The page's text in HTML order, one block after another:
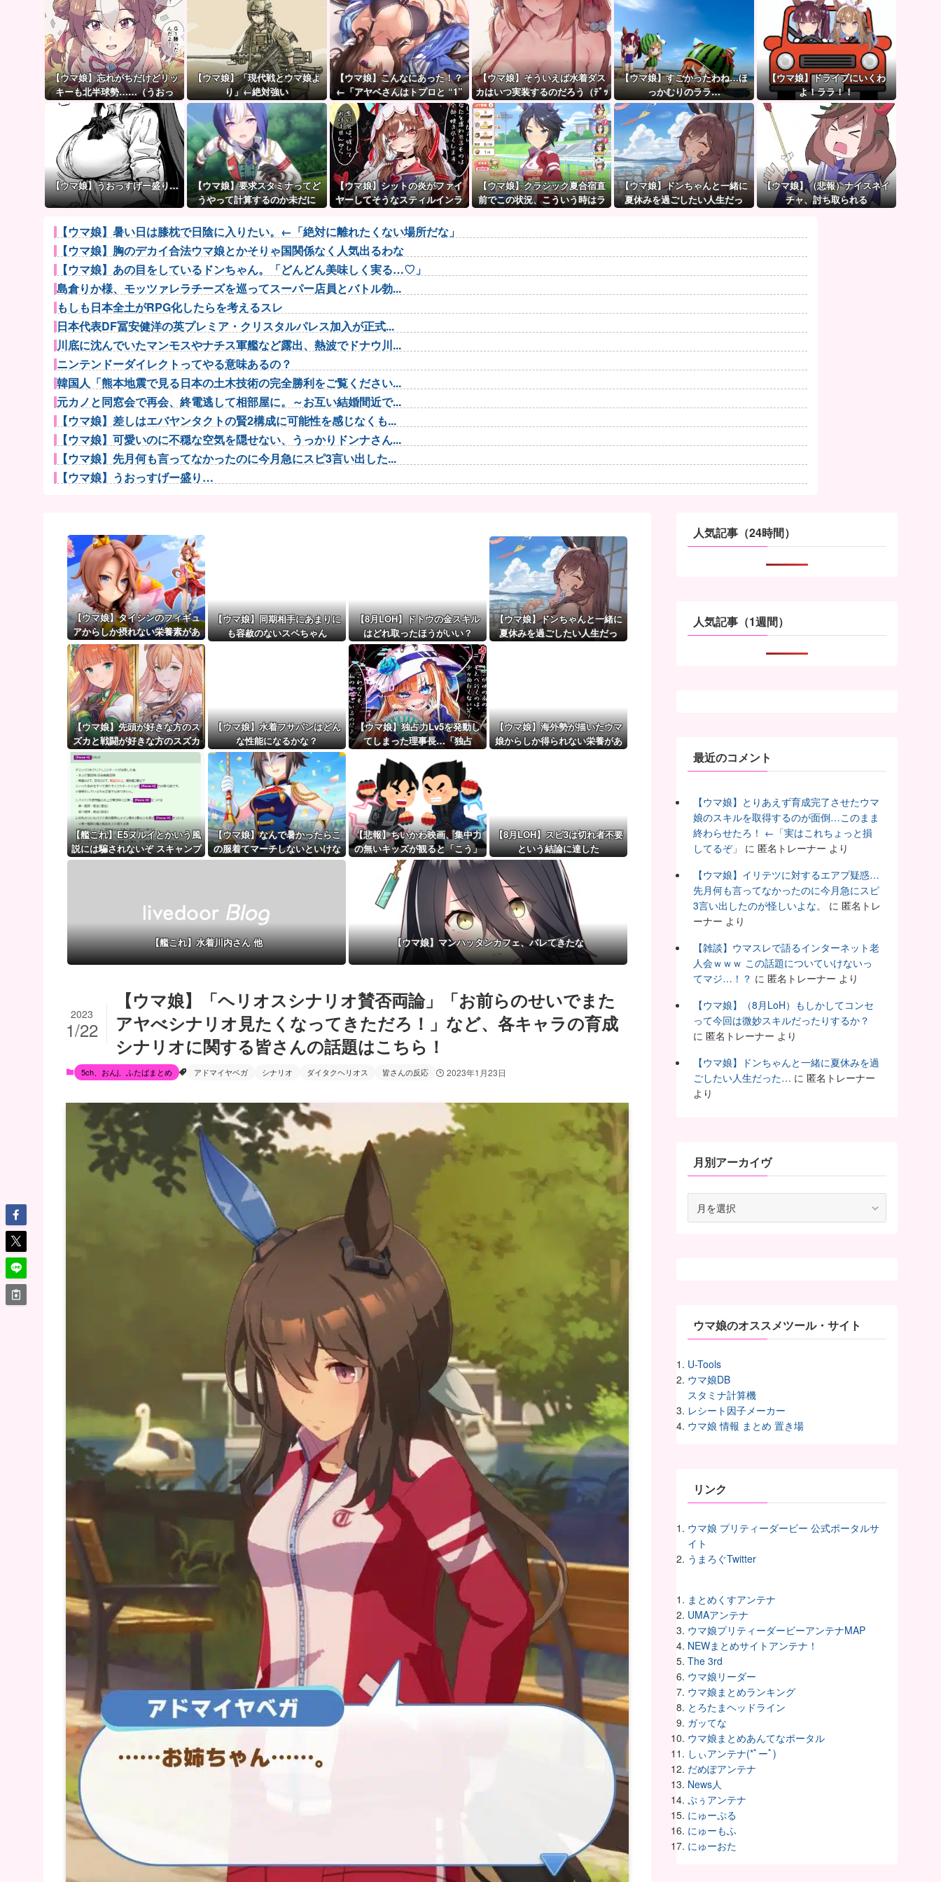
【ウマ娘】忘れがちだけどリッ
キーも北半球勢……（うおっ
【ウマ娘】「現代戦とウマ娘よ
り」←絶対強い
【ウマ娘】こんなにあった！？
←「アヤベさんはトプロと “1”
差だぞ」
【ウマ娘】そういえば水着ダス
カはいつ実装するのだろう（ﾃﾞｯ
ｯｯ
【ウマ娘】すごかったわね…ほ
っかむりのララ…
【ウマ娘】ドライブにいくわ
よ！ララ！！
【ウマ娘】うおっすげー盛り…
【ウマ娘】要求スタミナってど
うやって計算するのか未だに
【ウマ娘】シットの炎がファイ
ヤーしてそうなスティルインラ
【ウマ娘】クラシック夏合宿直
前でこの状況、こういう時はラ
【ウマ娘】ドンちゃんと一緒に
夏休みを過ごしたい人生だっ
【ウマ娘】（悲報）ナイスネイ
チャ、討ち取られる
【ウマ娘】暑い日は膝枕で日陰に入りたい。←「絶対に離れたくない場所だな」
【ウマ娘】胸のデカイ合法ウマ娘とかそりゃ国関係なく人気出るわな
【ウマ娘】あの目をしているドンちゃん。「どんどん美味しく実る…♡」
島倉りか様、モッツァレラチーズを巡ってスーパー店員とバトル勃...
もしも日本全土がRPG化したらを考えるスレ
日本代表DF冨安健洋の英プレミア・クリスタルパレス加入が正式...
川底に沈んでいたマンモスやナチス軍艦など露出、熱波でドナウ川...
ニンテンドーダイレクトってやる意味あるの？
韓国人「熊本地震で見る日本の土木技術の完全勝利をご覧ください...
元カノと同窓会で再会、終電逃して相部屋に。～お互い結婚間近で...
【ウマ娘】差しはエバヤンタクトの賢2構成に可能性を感じなくも...
【ウマ娘】可愛いのに不穏な空気を隠せない、うっかりドンナさん...
【ウマ娘】先月何も言ってなかったのに今月急にスピ3言い出した...
【ウマ娘】うおっすげー盛り…
宮崎駿「心の穴を埋めるために、交配を重ねた毛虫みたいな小さな...
倉持由香、息子の「自閉スペクトラム症」診断にショックで涙 見...
【悲報】阪神ドリスの大爆笑wwwwww
外国人「日本の未来は安泰だ」16歳MF三井寺眞、衝撃ゴール！...
？？？「ゲーム実況なんて誰でもできる」わい「ほーん」
【悲報】アイドルが歌下手な理由
【ウマ娘】（審議）無凸ブーケと完凸シャカール、中距離先行編成...
【ウマ娘】覚醒Lv6、7の解放が今後2か月置きに実装予定！第...
【ウマ娘】タイシンのフィギュ
アからしか摂れない栄養素があ
る
【ウマ娘】同期相手にあまりに
も容赦のないスペちゃん
【8月LOH】ドトウの金スキル
はどれ取ったほうがいい？
【ウマ娘】ドンちゃんと一緒に
夏休みを過ごしたい人生だっ
【ウマ娘】先頭が好きな方のス
ズカと戦闘が好きな方のスズカ
【ウマ娘】水着フサパンはどん
な性能になるかな？
【ウマ娘】独占力Lv5を発動し
てしまった理事長…「独占
【ウマ娘】海外勢が描いたウマ
娘からしか得られない栄養があ
【艦これ】E5ヌルイとかいう風
説には騙されないぞ スキャンプ
くらいヌルイのなら考える
【ウマ娘】なんで暑かったらこ
の服着てマーチしないといけな
いんだよぉ…
【悲報】ちいかわ映画、集中力
の無いキッズが観ると「こう」
なります・・・・・
【8月LOH】スピ3は切れ者不要
という結論に達した
【艦これ】水着川内さん 他 【ウマ娘】マンハッタンカフェ、バレてきたな
【ウマ娘】「ヘリオスシナリオ賛否両論」「お前らのせいでまた
アヤべシナリオ見たくなってきただろ！」など、各キャラの育成
シナリオに関する皆さんの話題はこちら！
2023
1/22
5ch、おんj、ふたばまとめ アドマイヤベガ シナリオ ダイタクヘリオス 皆さんの反応 2023年1月23日
人気記事（24時間）
人気記事（1週間）
最近のコメント
【ウマ娘】とりあえず育成完了させたウマ
娘のスキルを取得するのが面倒…このまま
終わらせたろ！ ←「実はこれちょっと損
してるぞ」
に 匿名トレーナー より
【ウマ娘】イリテツに対するエアプ疑惑…
先月何も言ってなかったのに今月急にスピ
3言い出したのが怪しいよな。
に 匿名トレ
ーナー より
【雑談】ウマスレで語るインターネット老
人会ｗｗｗ この話題についていけないっ
てマジ…！？ に 匿名トレーナー より
【ウマ娘】（8月LoH）もしかしてコンセ
って今回は微妙スキルだったりするか？
に 匿名トレーナー より
【ウマ娘】ドンちゃんと一緒に夏休みを過
ごしたい人生だった… に 匿名トレーナー
より
月別アーカイヴ
ウマ娘のオススメツール・サイト
U-Tools
ウマ娘DB
スタミナ計算機
レシート因子メーカー
ウマ娘 情報 まとめ 置き場
リンク
ウマ娘 プリティーダービー 公式ポータルサ
イト
うまろぐTwitter
まとめくすアンテナ
UMAアンテナ
ウマ娘プリティーダービーアンテナMAP
NEWまとめサイトアンテナ！
The 3rd
ウマ娘リーダー
ウマ娘まとめランキング
とろたまヘッドライン
ガッてな
ウマ娘まとめあんてなポータル
しぃアンテナ(*ﾟーﾟ)
だめぽアンテナ
News人
ぷぅアンテナ
にゅーぷる
にゅーもふ
にゅーおた